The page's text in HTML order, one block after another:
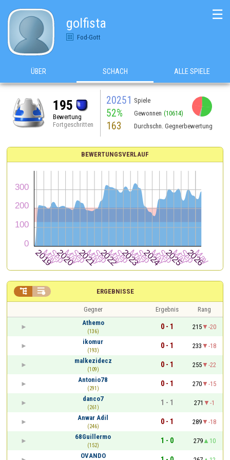
golfista
Fod-Gott
☰
ÜBER SCHACH ALLE SPIELE
195
Bewertung
Fortgeschritten
20251 Spiele
52% Gewonnen (10614)
163 Durchschn. Gegnerbewertung
BEWERTUNGSVERLAUF
ERGEBNISSE
 
Gegner Ergebnis
Rang
Athemo
(136)
0 - 1 215
-20
ikomur
(193)
0 - 1 233
-18
malkezidecz
(109)
0 - 1 255
-22
Antonio78
(291)
0 - 1 270
-15
danco7
(261)
1 - 1 271
-1
Anwar Adil
(246)
0 - 1 289
-18
68Guillermo
(152)
1 - 0 279
10
OVANDO